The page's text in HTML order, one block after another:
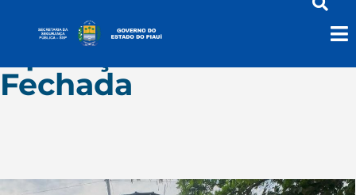
Operação Porteira
Fechada